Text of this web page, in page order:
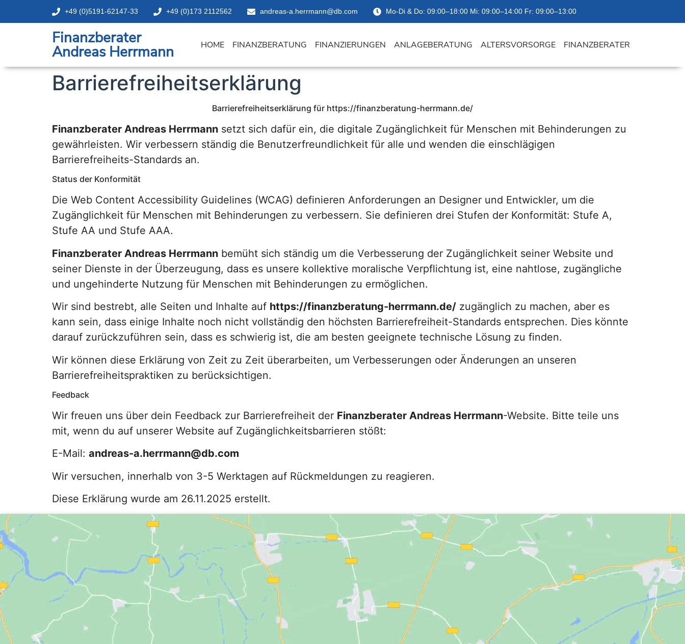
+49 (0)5191-62147-33 +49 (0)173 2112562 andreas-a.herrmann@db.com Mo-Di & Do: 09:00–18:00 Mi: 09:00–14:00 Fr: 09:00–13:00
Finanzberater
Andreas Herrmann HOME FINANZBERATUNG FINANZIERUNGEN ANLAGEBERATUNG ALTERSVORSORGE FINANZBERATER
Barrierefreiheitserklärung
Barrierefreiheitserklärung für https://finanzberatung-herrmann.de/
Finanzberater Andreas Herrmann setzt sich dafür ein, die digitale Zugänglichkeit für Menschen mit Behinderungen zu
gewährleisten. Wir verbessern ständig die Benutzerfreundlichkeit für alle und wenden die einschlägigen
Barrierefreiheits-Standards an.
Status der Konformität
Die Web Content Accessibility Guidelines (WCAG) definieren Anforderungen an Designer und Entwickler, um die
Zugänglichkeit für Menschen mit Behinderungen zu verbessern. Sie definieren drei Stufen der Konformität: Stufe A,
Stufe AA und Stufe AAA.
Finanzberater Andreas Herrmann bemüht sich ständig um die Verbesserung der Zugänglichkeit seiner Website und
seiner Dienste in der Überzeugung, dass es unsere kollektive moralische Verpflichtung ist, eine nahtlose, zugängliche
und ungehinderte Nutzung für Menschen mit Behinderungen zu ermöglichen.
Wir sind bestrebt, alle Seiten und Inhalte auf https://finanzberatung-herrmann.de/ zugänglich zu machen, aber es
kann sein, dass einige Inhalte noch nicht vollständig den höchsten Barrierefreiheit-Standards entsprechen. Dies könnte
darauf zurückzuführen sein, dass es schwierig ist, die am besten geeignete technische Lösung zu finden.
Wir können diese Erklärung von Zeit zu Zeit überarbeiten, um Verbesserungen oder Änderungen an unseren
Barrierefreiheitspraktiken zu berücksichtigen.
Feedback
Wir freuen uns über dein Feedback zur Barrierefreiheit der Finanzberater Andreas Herrmann-Website. Bitte teile uns
mit, wenn du auf unserer Website auf Zugänglichkeitsbarrieren stößt:
E-Mail: andreas-a.herrmann@db.com
Wir versuchen, innerhalb von 3-5 Werktagen auf Rückmeldungen zu reagieren.
Diese Erklärung wurde am 26.11.2025 erstellt.